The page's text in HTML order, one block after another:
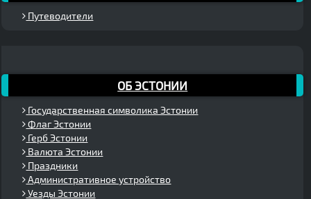
Путеводители
ОБ ЭСТОНИИ
Государственная символика Эстонии
Флаг Эстонии
Герб Эстонии
Валюта Эстонии
Праздники
Административное устройство
Уезды Эстонии